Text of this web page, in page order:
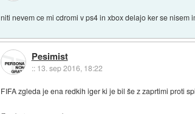
niti nevem ce mi cdromi v ps4 in xbox delajo ker se nisem
Pesimist
:: 13. sep 2016, 18:22
FIFA zgleda je ena redkih iger ki je bil še z zaprtimi proti